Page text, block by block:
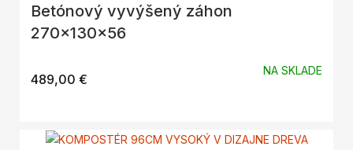
Betónový vyvýšený záhon
270x130x56
489,00 €
NA SKLADE